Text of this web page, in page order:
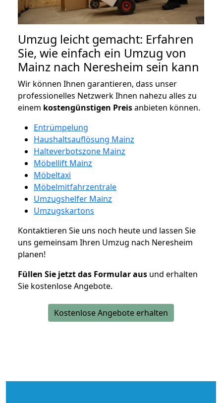
Umzug leicht gemacht: Erfahren
Sie, wie einfach ein Umzug von
Mainz nach Neresheim sein kann
Wir können Ihnen garantieren, dass unser
professionelles Netzwerk Ihnen nahezu alles zu
einem kostengünstigen Preisanbieten können.
Entrümpelung
Haushaltsauflösung Mainz
Halteverbotszone Mainz
Möbellift Mainz
Möbeltaxi
Möbelmitfahrzentrale
Umzugshelfer Mainz
Umzugskartons
Kontaktieren Sie uns noch heute und lassen Sie
uns gemeinsam Ihren Umzug nach Neresheim
planen!
Füllen Sie jetzt das Formular aus und erhalten
Sie kostenlose Angebote.
Kostenlose Angebote erhalten